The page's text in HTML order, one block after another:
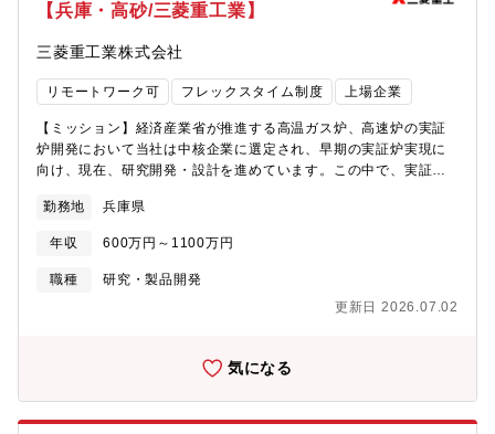
析・資料作成などは柔軟な働き方ができます。・研究・設計・解
ら業務を進めるチームワーク重視のスタイルです。・一人で完結
あり、相談しやすく、知見を共有し合う雰囲気があります。【同
省長崎造船局を借り受け、長崎造船所と命名して造船事業を開始
したことを契機に1884年に創業した同社は発電プラントなどの社
会インフラ、船舶、航空機などの輸送機器、大型ロケットなどの
宇宙機器に至るまで、エンジニアリングとものづくりのグローバ
算で受注高7兆0,712億円 売上収益5.0271兆円、当期利益2,454
がらさらに成長をしております。・在宅勤務、時間単位年休、フ
レックスタイム制度導入、えるぼし」「くるみん」の各認定等ワ
で丁寧にフォロー致します。
れます。明るい職場作りを意識しており、日々闊達な意見のやり
けて冷凍機を理解していただきます。
【兵庫・高砂/三菱重工業】
三菱重工業株式会社
リモートワーク可 フレックスタイム制度 上場企業
【ミッション】経済産業省が推進する高温ガス炉、高速炉の実証
炉開発において当社は中核企業に選定され、早期の実証炉実現に
向け、現在、研究開発・設計を進めています。この中で、実証炉
当していただきます。案件ごとに研究所、設計部門のメンバーで
構成されるチームの中で、関係部門と連携して研究業務を推進し
ていただくとともに、将来的には研究プロジェクトの取りまとめ
もお任せする想定です。【具体的には】・文献調査、学会聴講等
気液二相流動)・材料、強度、化学等の関連研究室、設計部門、ビ
【本ポジションの魅力】日本のエネルギー未来を支える最先端の
原子力技術開発に、あなたの専門性とリーダーシップを活かせる
絶好の職場です。経済産業省が推進する高温ガス炉・高速炉の実
証炉開発という国家プロジェクトの中核を担い、革新的な大型機
勤務地 兵庫県
年収 600万円～1100万円
職種
研究・製品開発
更新日 2026.07.02
気になる